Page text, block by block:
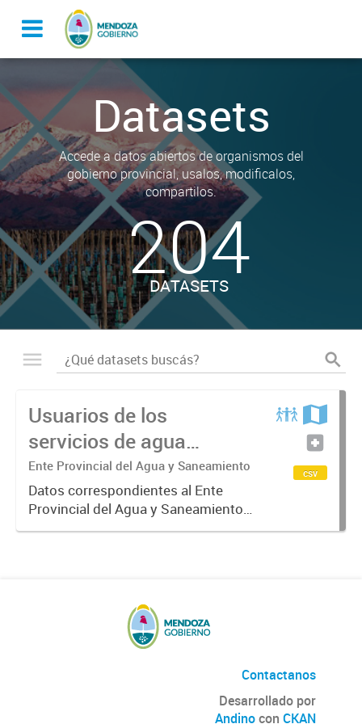
Datasets
Accede a datos abiertos de organismos del
gobierno provincial, usalos, modificalos,
compartilos.
204
DATASETS
Usuarios de los
servicios de agua
potable y cloacas
Ente Provincial del Agua y Saneamiento
Datos correspondientes al Ente
Provincial del Agua y Saneamiento
de Mendoza sobre las cuentas que
csv
Contactanos
Desarrollado por
Andinocon CKAN